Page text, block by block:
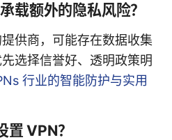
载额外的隐私风险？
供商，可能存在数据收集
选择信誉好、透明政策明
行业的智能防护与实用
置 VPN？